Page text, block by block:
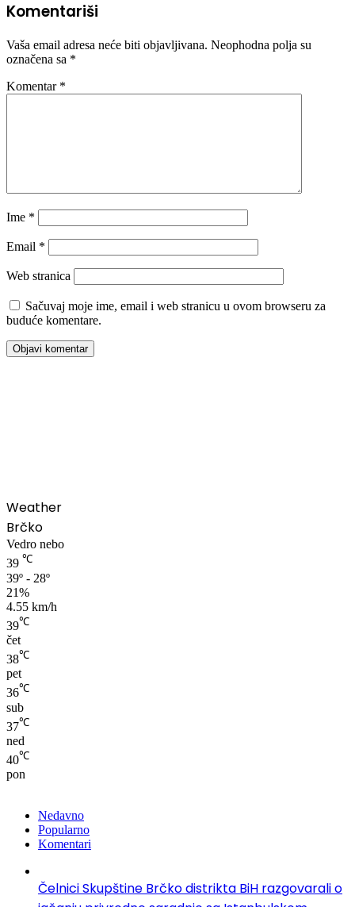
Komentariši
Vaša email adresa neće biti objavljivana. Neophodna polja su
označena sa *
Komentar *
Ime *
Email *
Web stranica
Sačuvaj moje ime, email i web stranicu u ovom browseru za
buduće komentare.
Weather
Brčko
Vedro nebo
39 ℃
39º - 28º
21%
4.55 km/h
39℃
čet
38℃
pet
36℃
sub
37℃
ned
40℃
pon
Nedavno
Popularno
Komentari
Čelnici Skupštine Brčko distrikta BiH razgovarali o